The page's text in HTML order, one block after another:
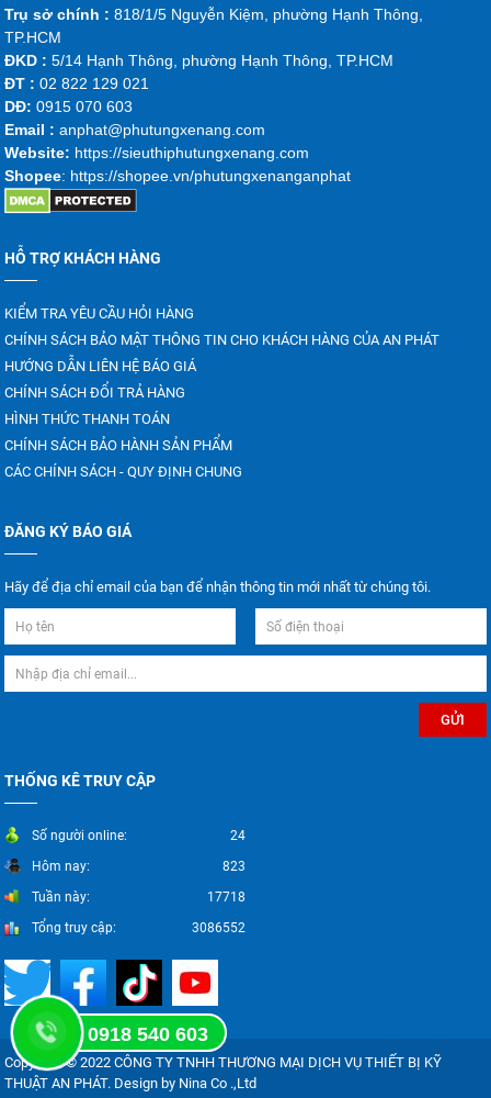
Trụ sở chính : 818/1/5 Nguyễn Kiệm, phường Hạnh Thông,
TP.HCM
ĐKD :5/14 Hạnh Thông, phường Hạnh Thông, TP.HCM
ĐT : 02 822 129 021
DĐ:0915 070 603
Email :anphat@phutungxenang.com
Website: https://sieuthiphutungxenang.com
Shopee: https://shopee.vn/phutungxenanganphat
HỖ TRỢ KHÁCH HÀNG
KIỂM TRA YÊU CẦU HỎI HÀNG
CHÍNH SÁCH BẢO MẬT THÔNG TIN CHO KHÁCH HÀNG CỦA AN PHÁT
HƯỚNG DẪN LIÊN HỆ BÁO GIÁ
CHÍNH SÁCH ĐỔI TRẢ HÀNG
HÌNH THỨC THANH TOÁN
CHÍNH SÁCH BẢO HÀNH SẢN PHẨM
CÁC CHÍNH SÁCH - QUY ĐỊNH CHUNG
ĐĂNG KÝ BÁO GIÁ
Hãy để địa chỉ email của bạn để nhận thông tin mới nhất từ chúng tôi.
THỐNG KÊ TRUY CẬP
Số người online:
24
Hôm nay:
823
Tuần này:
17718
Tổng truy cập:
3086552
Copyright © 2022 CÔNG TY TNHH THƯƠNG MẠI DỊCH VỤ THIẾT BỊ KỸ
THUẬT AN PHÁT. Design by Nina Co .,Ltd
0918 540 603